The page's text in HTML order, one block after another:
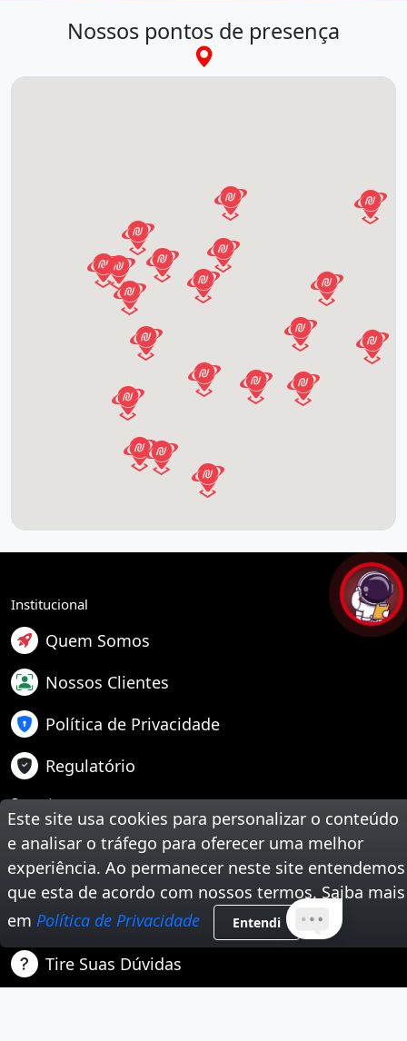
Este site usa cookies para personalizar o conteúdo
e analisar o tráfego para oferecer uma melhor
experiência. Ao permanecer neste site entendemos
que esta de acordo com nossos termos. Saiba mais
em Política de Privacidade Entendi
Nossos pontos de presença
Institucional
Quem Somos
Nossos Clientes
Política de Privacidade
Regulatório
Suporte
Teste Sua Velocidade
Segunda Via de Boleto
Trabalhe Conosco
Tire Suas Dúvidas